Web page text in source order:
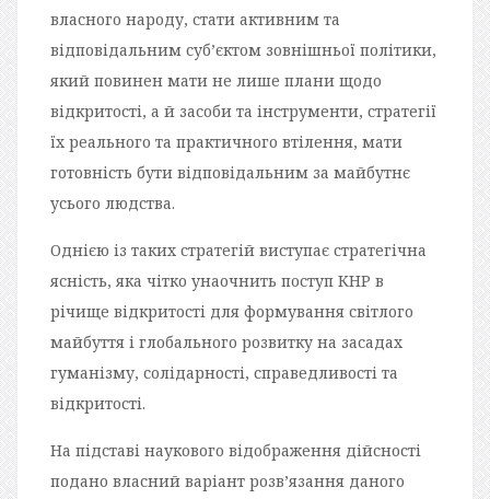
власного народу, стати активним та
відповідальним суб’єктом зовнішньої політики,
який повинен мати не лише плани щодо
відкритості, а й засоби та інструменти, стратегії
їх реального та практичного втілення, мати
готовність бути відповідальним за майбутнє
усього людства.
Однією із таких стратегій виступає стратегічна
ясність, яка чітко унаочнить поступ КНР в
річище відкритості для формування світлого
майбуття і глобального розвитку на засадах
гуманізму, солідарності, справедливості та
відкритості.
На підставі наукового відображення дійсності
подано власний варіант розв’язання даного